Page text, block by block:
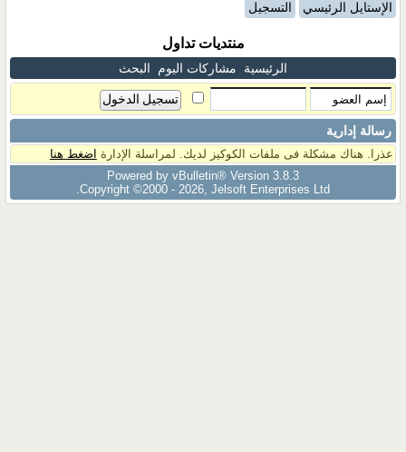
الإستايل الرئيسي التسجيل
منتديات تداول
الرئيسية مشاركات اليوم البحث
رسالة إدارية
عذرا. هناك مشكلة فى ملفات الكوكيز لديك. لمراسلة الإدارة اضغط هنا
Powered by vBulletin® Version 3.8.3
Copyright ©2000 - 2026, Jelsoft Enterprises Ltd.